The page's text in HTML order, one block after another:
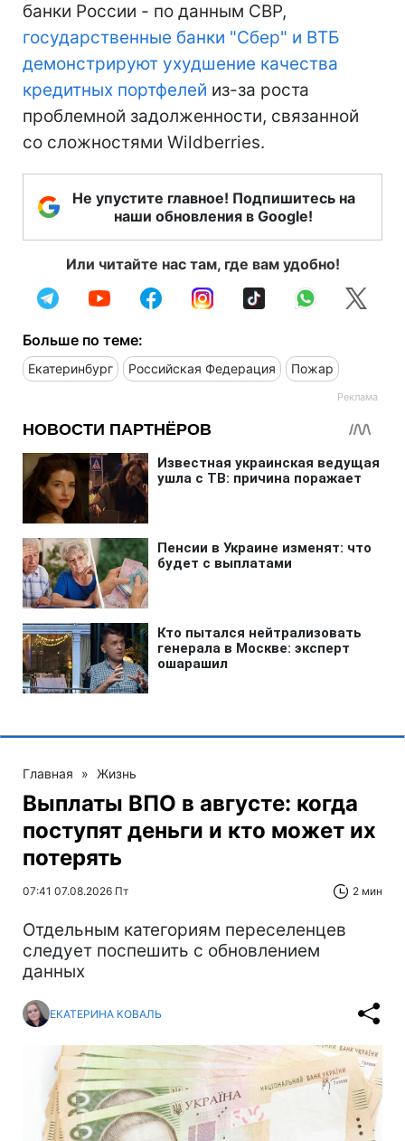
банки России - по данным СВР,
государственные банки "Сбер" и ВТБ
демонстрируют ухудшение качества
кредитных портфелей из-за роста
проблемной задолженности, связанной
со сложностями Wildberries.
Не упустите главное! Подпишитесь на
наши обновления в Google!
Или читайте нас там, где вам удобно!
Больше по теме:
Екатеринбург Российская Федерация Пожар
Главная » Жизнь
Выплаты ВПО в августе: когда
поступят деньги и кто может их
потерять
07:41 07.08.2026 Пт 2 мин
Отдельным категориям переселенцев
следует поспешить с обновлением
данных
ЕКАТЕРИНА КОВАЛЬ